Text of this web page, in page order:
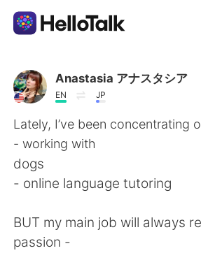
語学交換アプリ
AI Grammar Checker
日本語
繁體中文
Anastasia アナスタシア
EN JP
Lately, I’ve been concentrating
- working with
dogs
- online language tutoring
BUT my main job will always
passion -